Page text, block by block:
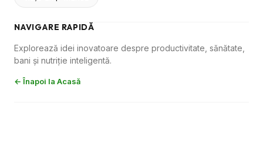
NAVIGARE RAPIDĂ
Explorează idei inovatoare despre productivitate, sănătate,
bani și nutriție inteligentă.
← Înapoi la Acasă